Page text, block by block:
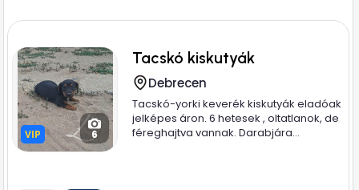
VIP
VIP 6
Tacskó kiskutyák
Debrecen
Tacskó-yorki keverék kiskutyák eladóak
jelképes áron. 6 hetesek , oltatlanok, de
féreghajtva vannak. Darabjára...